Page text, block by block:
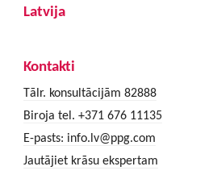
Latvija
Kontakti
Tālr. konsultācijām 82888
Biroja tel. +371 676 11135
E-pasts: info.lv@ppg.com
Jautājiet krāsu ekspertam